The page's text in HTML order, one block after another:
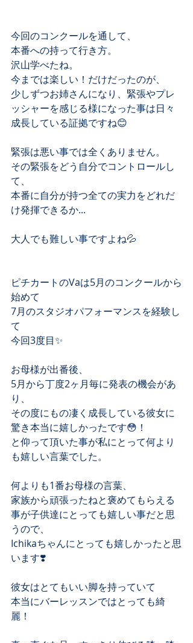
今回のコンクールを通して、
本番への持って行き方。
沢山学べたね。
今までは楽しい！だけだったのが、
少しずつお姉さんになり、緊張やプレ
ッシャーを感じる様になった事は日々
成長している証拠ですね😊
緊張は悪い事では全くありません。
その緊張をどう自分でコントロールし
て、
本番に自分が持つ全ての実力をどれだ
け発揮できるか...
大人でも難しい事ですよね💦
ピチカートのVaは5月のコンクールから
始めて
7月のスタジオパフォーマンスを経験し
て
今回3度目✨
お母様が出番後、
5月から丁度2ヶ月毎に発表の機会があ
り、
その度にもの凄く成長している彼女に
驚き本当に嬉しかったです😳！
と仰って頂いた事が私にとって何より
も嬉しい言葉でした。
何よりも1番お母様の言葉、
家族から頑張ったねと褒めてもらえる
事が子供達にとっても嬉しい事だと思
うので、
Ichikaちゃんにとっても嬉しかったと思
います❣️
彼女はとてもいい脚を持っていて
本当にバーレッスンではとっても綺
麗！